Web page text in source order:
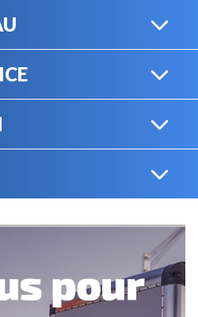
ÉQUIPEMENT
SERVICE MÉCANIQUE